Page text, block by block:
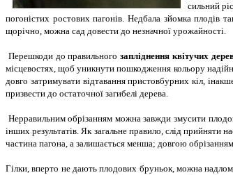
сильний
погоністих ростових пагонів. Недбала зйомка
щорічно, можна сад довести до незначної урожайності.
Перешкоди до правильногозапліднення квітучих
місцевостях, щоб уникнути пошкодження кольору
довго затримувати відтавання пристовбурних кіл,
призвести до остаточної загибелі дерева.
Нерравильним обрізанням можна завжди змусити
інших результатів. Як загальне правило, слід прийняти
частина пагона, а залишається менша; довгою
Гілки, вперто не дають плодових бруньок, можна